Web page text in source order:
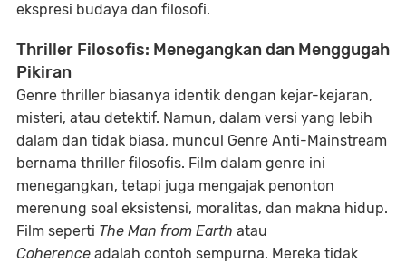
ekspresi budaya dan filosofi.
Thriller Filosofis: Menegangkan dan Menggugah
Pikiran
Genre thriller biasanya identik dengan kejar-kejaran,
misteri, atau detektif. Namun, dalam versi yang lebih
dalam dan tidak biasa, muncul Genre Anti-Mainstream
bernama thriller filosofis. Film dalam genre ini
menegangkan, tetapi juga mengajak penonton
merenung soal eksistensi, moralitas, dan makna hidup.
Film seperti The Man from Earth atau
Coherence adalah contoh sempurna. Mereka tidak